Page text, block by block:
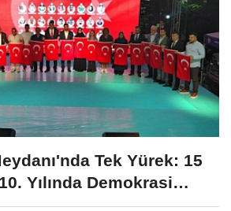
Tek Yürek: 15
Yılında Demokrasi